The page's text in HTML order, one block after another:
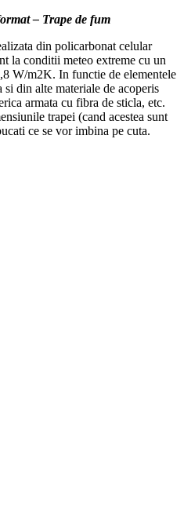
– Trape de fum
din policarbonat celular
la conditii meteo extreme cu un
W/m2K. In functie de elementele
din alte materiale de acoperis
armata cu fibra de sticla, etc.
trapei (cand acestea sunt
ce se vor imbina pe cuta.